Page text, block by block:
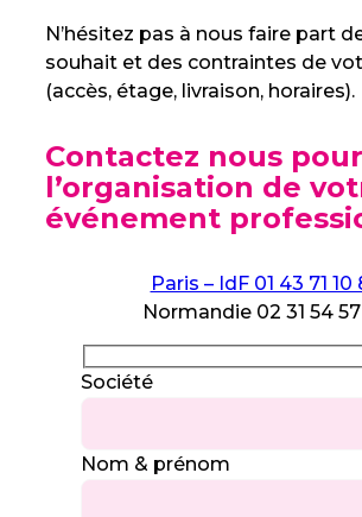
N’hésitez pas à nous faire part
souhait et des contraintes de
(accès, étage, livraison, horaires).
Contactez nous pour
l’organisation de
événement
Paris – IdF 01 43 71 10
Normandie 02 31 54
Société
Nom & prénom